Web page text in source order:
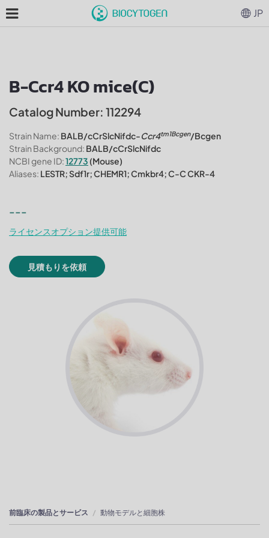
B-Ccr4 KO mice(C)
Catalog Number: 112294
Strain Name: BALB/cCrSlcNifdc-Ccr4tm1Bcgen/Bcgen
Strain Background: BALB/cCrSlcNifdc
NCBI gene ID:12773 (Mouse)
Aliases: LESTR; Sdf1r; CHEMR1; Cmkbr4; C-C CKR-4
---
ライセンスオプション提供可能
見積もりを依頼
前臨床の製品とサービス 動物モデルと細胞株
JP